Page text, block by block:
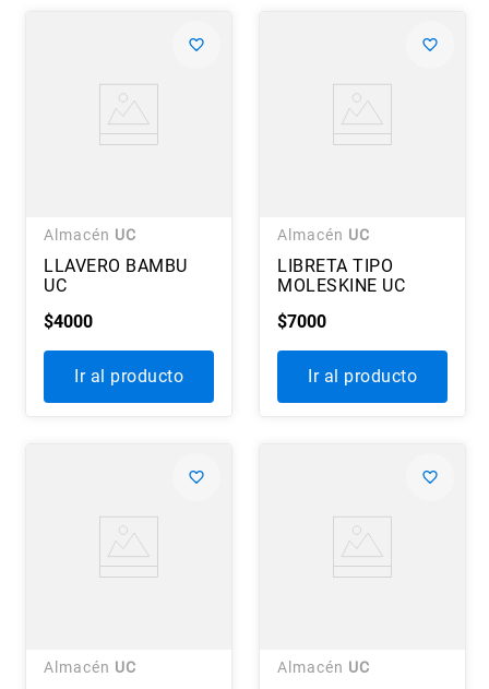
Almacén UC
LLAVERO BAMBU
UC
$4000
Ir al producto
Almacén UC
LIBRETA TIPO
MOLESKINE UC
$7000
Ir al producto
Almacén UC Almacén UC